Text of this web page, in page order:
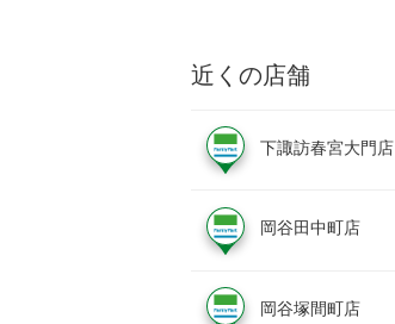
近くの店舗
下諏訪春宮大門店
岡谷田中町店
岡谷塚間町店